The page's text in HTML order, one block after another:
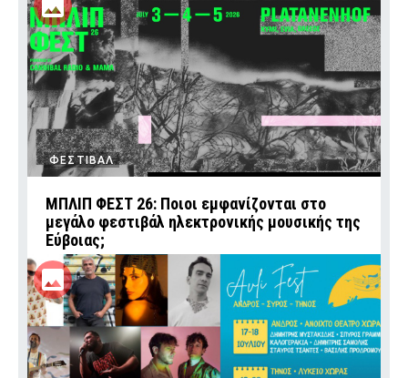
ΦΕΣΤΙΒΑΛ
ΜΠΛΙΠ ΦΕΣΤ 26: Ποιοι εμφανίζονται στο
μεγάλο φεστιβάλ ηλεκτρονικής μουσικής της
Εύβοιας;